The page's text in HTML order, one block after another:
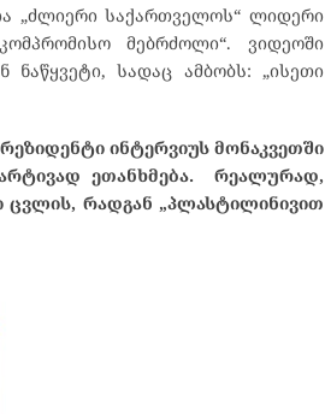
„ძლიერი საქართველოს“ ლიდერი
მებრძოლი“. ვიდეოში
სადაც ამბობს: „ისეთი
ინტერვიუს მონაკვეთში
ეთანხმება. რეალურად,
ცვლის, რადგან „პლასტილინივით